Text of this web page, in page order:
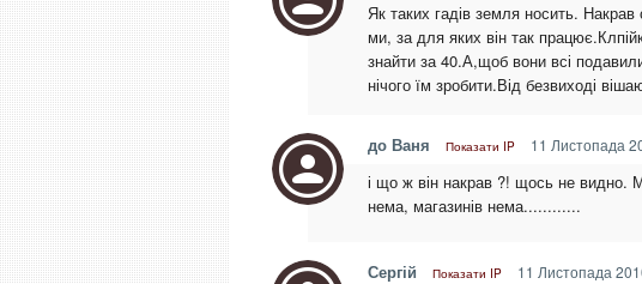
Як таких гадів земля носить.
ми, за для яких він так
знайти за 40.А,щоб вони всі
нічого їм зробити.Від безвиході
до Ваня Показати IP 11 Листопада
і що ж він накрав ?! щось не видно.
нема, магазинів нема............
Сергій Показати IP 11 Листопада